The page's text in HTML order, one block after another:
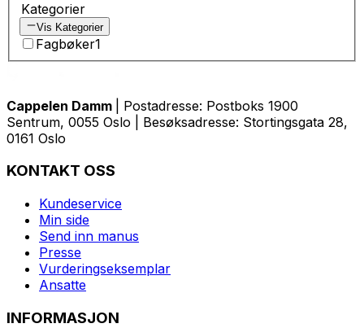
Kategorier
Vis Kategorier
Fagbøker1
Cappelen Damm
| Postadresse: Postboks 1900
Sentrum, 0055 Oslo | Besøksadresse: Stortingsgata 28,
0161 Oslo
KONTAKT OSS
Kundeservice
Min side
Send inn manus
Presse
Vurderingseksemplar
Ansatte
INFORMASJON